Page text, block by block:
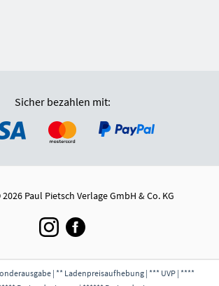
Sicher bezahlen mit:
Paul Pietsch Verlage GmbH & Co. KG
| ** Ladenpreisaufhebung | *** UVP | ****